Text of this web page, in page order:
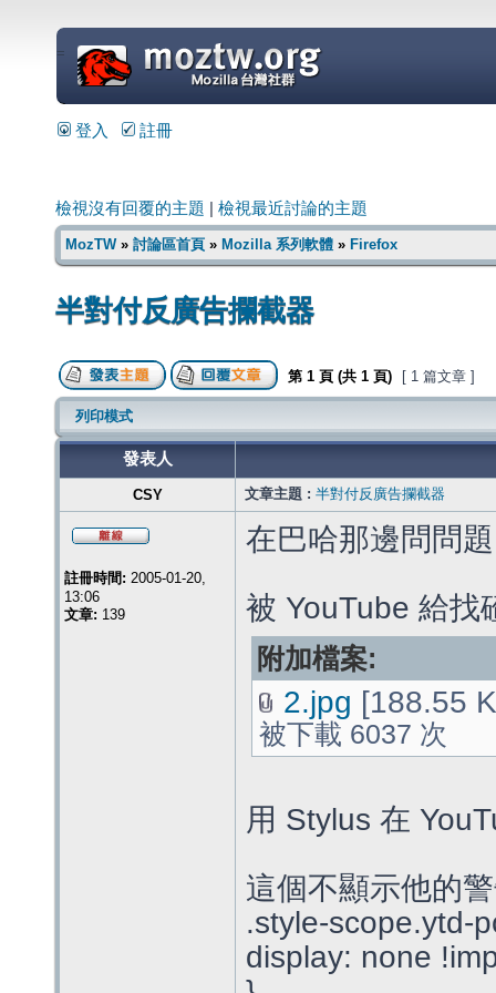
=
登入 註冊
檢視沒有回覆的主題 檢視最近討論的主題
MozTW» 討論區首頁 » Mozilla 系列軟體 » Firefox
半對付反廣告攔截器
第 1 頁 (共 1 頁) [ 1 篇文章 ]
列印模式
發表人
CSY 文章主題 : 半對付反廣告攔截器
註冊時間: 2005-01-20,
13:06
文章: 139
在巴哈那邊問問
被 YouTube 給找
附加檔案:
2.jpg [188.55
被下載 6037 次
用 Stylus 在
這個不顯示他的
.style-scope.ytd-
display: none